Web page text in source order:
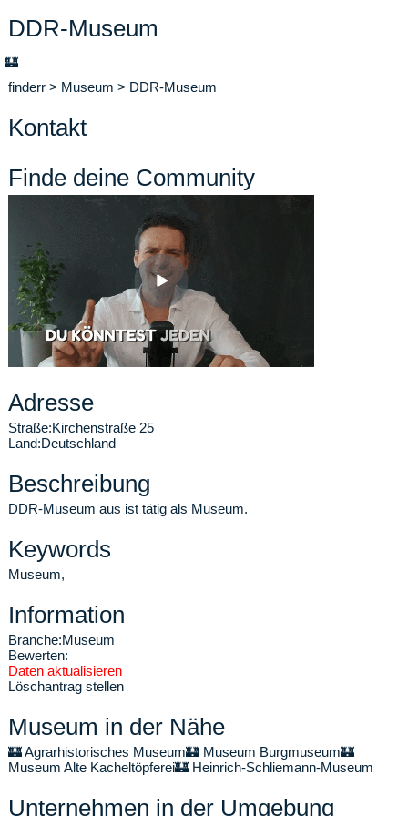
DDR-Museum
🏰
finderr > Museum > DDR-Museum
Kontakt
Finde deine Community
Adresse
Straße:Kirchenstraße 25
Land:Deutschland
Beschreibung
DDR-Museum aus ist tätig als Museum.
Keywords
Museum,
Information
Branche:Museum
Bewerten:
Daten aktualisieren
Löschantrag stellen
Museum in der Nähe
🏰Agrarhistorisches Museum🏰 Museum Burgmuseum🏰
Museum Alte Kacheltöpferei🏰 Heinrich-Schliemann-Museum
Unternehmen in der Umgebung